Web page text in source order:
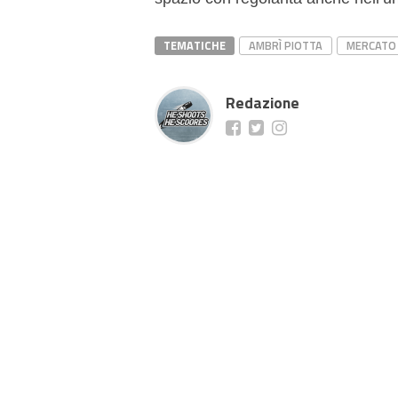
TEMATICHE AMBRÌ PIOTTA MERCATO
Redazione